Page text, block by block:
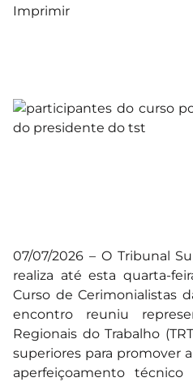
Imprimir
07/07/2026 – O Tribunal
realiza até esta quarta-
Curso de Cerimonialistas
encontro reuniu
Regionais do Trabalho
superiores para promover
aperfeiçoamento